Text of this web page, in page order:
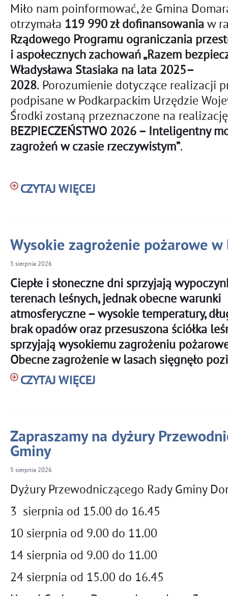
Miło nam poinformować, że Gmina
otrzymała 119 990 zł dofinansowania w
Rządowego Programu ograniczania
i aspołecznych zachowań „Razem
Władysława Stasiaka na lata 2025–
2028. Porozumienie dotyczące realizacji
podpisane w Podkarpackim Urzędzie
Środki zostaną przeznaczone na
BEZPIECZEŃSTWO 2026 – Inteligentny
zagrożeń w czasie rzeczywistym”.
CZYTAJ WIĘCEJ
Wysokie zagrożenie pożarowe w
5 sierpnia 2026
Ciepłe i słoneczne dni sprzyjają
terenach leśnych, jednak obecne warunki
atmosferyczne – wysokie temperatury,
brak opadów oraz przesuszona ściółka
sprzyjają wysokiemu zagrożeniu
Obecne zagrożenie w lasach sięgnęło
CZYTAJ WIĘCEJ
Zapraszamy na dyżury
Gminy
5 sierpnia 2026
Dyżury Przewodniczącego Rady Gminy
3 sierpnia od 15.00 do 16.45
10 sierpnia od 9.00 do 11.00
14 sierpnia od 9.00 do 11.00
24 sierpnia od 15.00 do 16.45